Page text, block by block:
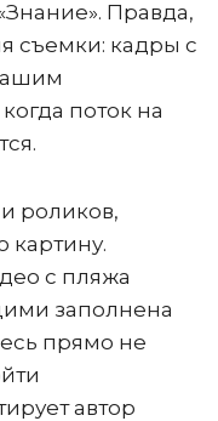
Правда,
съемки: кадры с
поток на
роликов,
картину.
с пляжа
заполнена
прямо не
автор